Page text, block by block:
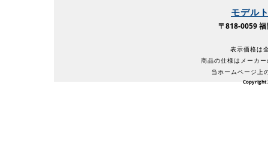
モデル
〒818-0059
表示価格は
商品の仕様はメーカ
当ホームページ上
Copyright